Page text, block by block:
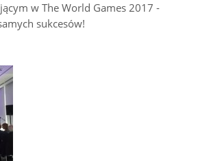
w The World Games 2017 -
sukcesów!